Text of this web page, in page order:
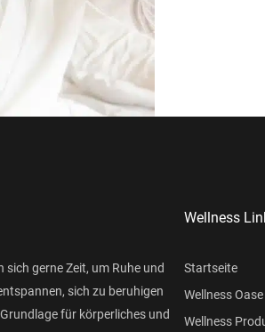
sich gerne Zeit, um Ruhe und
sich zu beruhigen
für körperliches und
Wellness
Startseite
Wellness
Wellness